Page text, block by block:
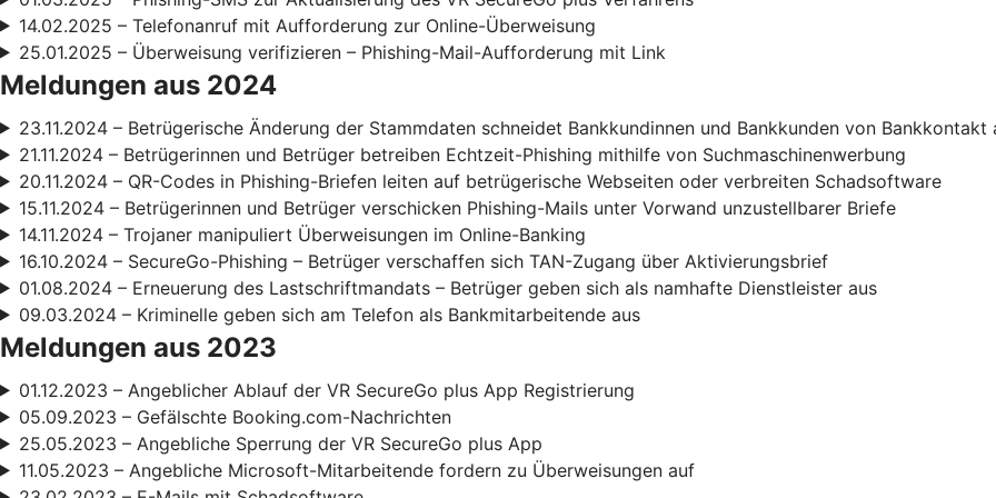
14.02.2025 – Telefonanruf mit Aufforderung zur Online-Überweisung
25.01.2025 – Überweisung verifizieren – Phishing-Mail-Aufforderung mit Link
Meldungen aus 2024
23.11.2024 – Betrügerische Änderung der Stammdaten schneidet Bankkundinnen und Bankkunden von Bankkontakt
21.11.2024 – Betrügerinnen und Betrüger betreiben Echtzeit-Phishing mithilfe von Suchmaschinenwerbung
20.11.2024 – QR-Codes in Phishing-Briefen leiten auf betrügerische Webseiten oder verbreiten Schadsoftware
15.11.2024 – Betrügerinnen und Betrüger verschicken Phishing-Mails unter Vorwand unzustellbarer Briefe
14.11.2024 – Trojaner manipuliert Überweisungen im Online-Banking
16.10.2024 – SecureGo-Phishing – Betrüger verschaffen sich TAN-Zugang über Aktivierungsbrief
01.08.2024 – Erneuerung des Lastschriftmandats – Betrüger geben sich als namhafte Dienstleister aus
09.03.2024 – Kriminelle geben sich am Telefon als Bankmitarbeitende aus
Meldungen aus 2023
01.12.2023 – Angeblicher Ablauf der VR SecureGo plus App Registrierung
05.09.2023 – Gefälschte Booking.com-Nachrichten
25.05.2023 – Angebliche Sperrung der VR SecureGo plus App
11.05.2023 – Angebliche Microsoft-Mitarbeitende fordern zu Überweisungen auf